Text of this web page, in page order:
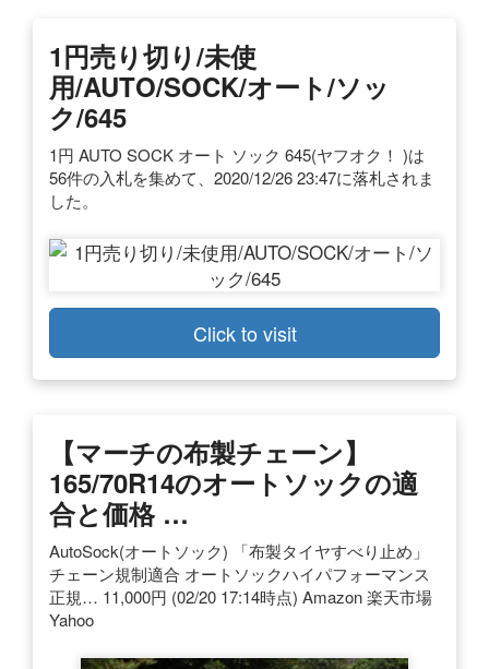
1円売り切り/未使
用/AUTO/SOCK/オート/ソッ
ク/645
1円 AUTO SOCK オート ソック 645(ヤフオク！ )は
56件の入札を集めて、2020/12/26 23:47に落札されま
した。
Click to visit
【マーチの布製チェーン】
165/70R14のオートソックの適
合と価格 …
AutoSock(オートソック) 「布製タイヤすべり止め」
チェーン規制適合 オートソックハイパフォーマンス
正規… 11,000円 (02/20 17:14時点) Amazon 楽天市場
Yahoo